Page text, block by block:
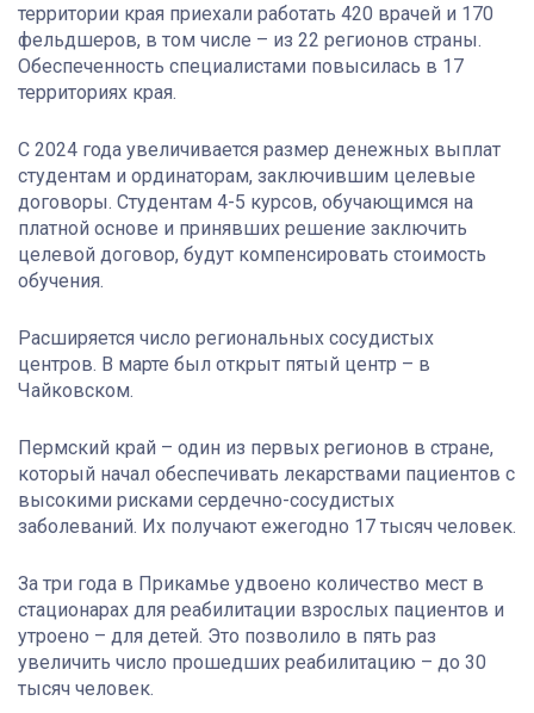
территории края приехали работать 420 врачей и 170
фельдшеров, в том числе – из 22 регионов страны.
Обеспеченность специалистами повысилась в 17
территориях края.
С 2024 года увеличивается размер денежных выплат
студентам и ординаторам, заключившим целевые
договоры. Студентам 4-5 курсов, обучающимся на
платной основе и принявших решение заключить
целевой договор, будут компенсировать стоимость
обучения.
Расширяется число региональных сосудистых
центров. В марте был открыт пятый центр – в
Чайковском.
Пермский край – один из первых регионов в стране,
который начал обеспечивать лекарствами пациентов с
высокими рисками сердечно-сосудистых
заболеваний. Их получают ежегодно 17 тысяч человек.
За три года в Прикамье удвоено количество мест в
стационарах для реабилитации взрослых пациентов и
утроено – для детей. Это позволило в пять раз
увеличить число прошедших реабилитацию – до 30
тысяч человек.